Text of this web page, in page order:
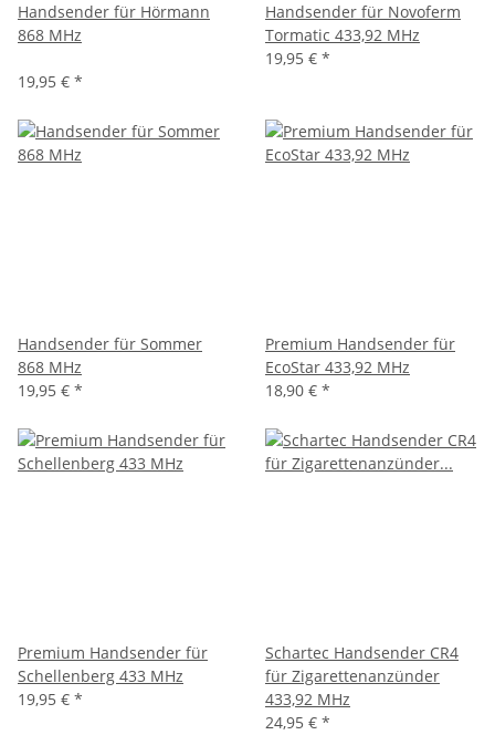
Handsender für Hörmann
868 MHz
19,95 € *
Handsender für Novoferm
Tormatic 433,92 MHz
19,95 € *
Handsender für Sommer
868 MHz
19,95 € *
Premium Handsender für
EcoStar 433,92 MHz
18,90 € *
Premium Handsender für
Schellenberg 433 MHz
19,95 € *
Schartec Handsender CR4
für Zigarettenanzünder
433,92 MHz
24,95 € *